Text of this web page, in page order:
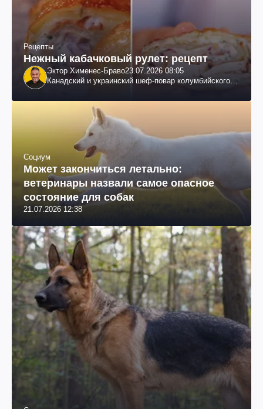
Рецепты
Нежный кабачковый рулет: рецепт
Эктор Хименес-Браво23.07.2026 08:05
Канадский и украинский шеф-повар колумбийского
Социум
Может закончиться летально:
ветеринары назвали самое опасное
состояние для собак
21.07.2026 12:38